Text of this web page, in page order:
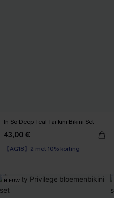
In So Deep Teal Tankini Bikini Set
43,00 €
【AG18】2 met 10% korting
High Waist
NIEUW